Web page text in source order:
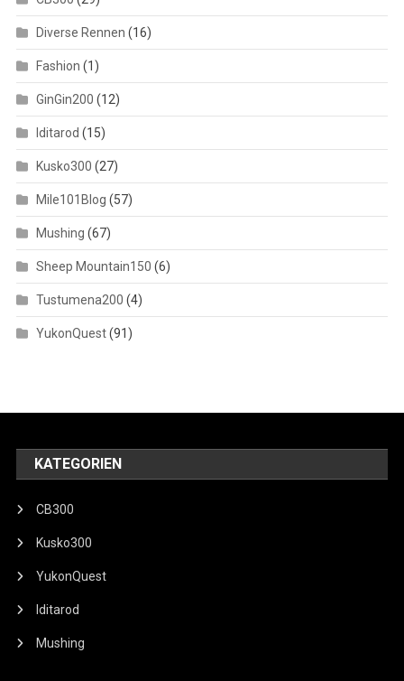
Diverse Rennen (16)
Fashion (1)
GinGin200 (12)
Iditarod (15)
Kusko300 (27)
Mile101Blog (57)
Mushing (67)
Sheep Mountain150 (6)
Tustumena200 (4)
YukonQuest(91)
KATEGORIEN
CB300
Kusko300
YukonQuest
Iditarod
Mushing